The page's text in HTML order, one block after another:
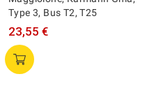
Type 3, Bus T2, T25
23,55 €